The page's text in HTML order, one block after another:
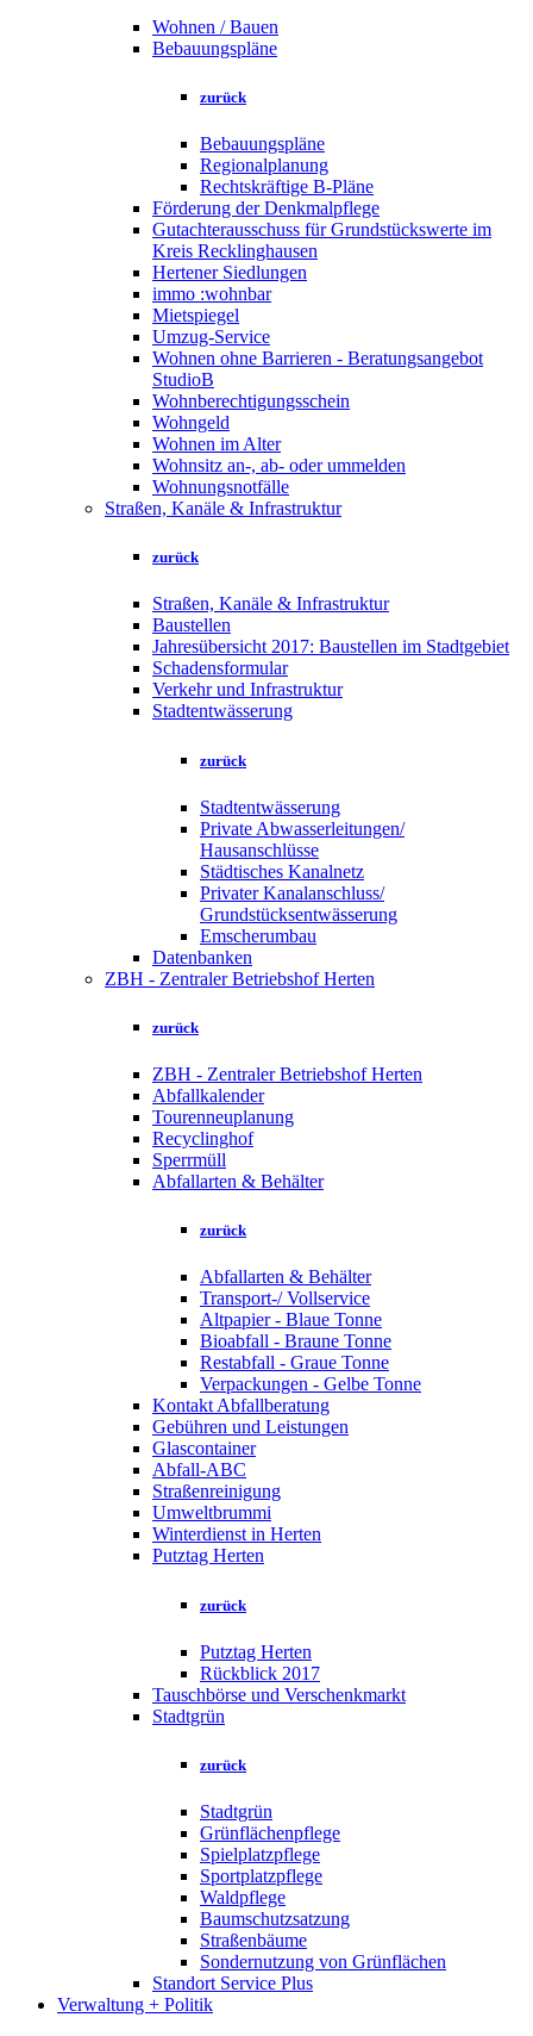
Wohnen / Bauen
Bebauungspläne
zurück
Bebauungspläne
Regionalplanung
Rechtskräftige B-Pläne
Förderung der Denkmalpflege
Gutachterausschuss für Grundstückswerte im
Kreis Recklinghausen
Hertener Siedlungen
immo :wohnbar
Mietspiegel
Umzug-Service
Wohnen ohne Barrieren - Beratungsangebot
StudioB
Wohnberechtigungsschein
Wohngeld
Wohnen im Alter
Wohnsitz an-, ab- oder ummelden
Wohnungsnotfälle
Straßen, Kanäle & Infrastruktur
zurück
Straßen, Kanäle & Infrastruktur
Baustellen
Jahresübersicht 2017: Baustellen im Stadtgebiet
Schadensformular
Verkehr und Infrastruktur
Stadtentwässerung
zurück
Stadtentwässerung
Private Abwasserleitungen/
Hausanschlüsse
Städtisches Kanalnetz
Privater Kanalanschluss/
Grundstücksentwässerung
Emscherumbau
Datenbanken
ZBH - Zentraler Betriebshof Herten
zurück
ZBH - Zentraler Betriebshof Herten
Abfallkalender
Tourenneuplanung
Recyclinghof
Sperrmüll
Abfallarten & Behälter
zurück
Abfallarten & Behälter
Transport-/ Vollservice
Altpapier - Blaue Tonne
Bioabfall - Braune Tonne
Restabfall - Graue Tonne
Verpackungen - Gelbe Tonne
Kontakt Abfallberatung
Gebühren und Leistungen
Glascontainer
Abfall-ABC
Straßenreinigung
Umweltbrummi
Winterdienst in Herten
Putztag Herten
zurück
Putztag Herten
Rückblick 2017
Tauschbörse und Verschenkmarkt
Stadtgrün
zurück
Stadtgrün
Grünflächenpflege
Spielplatzpflege
Sportplatzpflege
Waldpflege
Baumschutzsatzung
Straßenbäume
Sondernutzung von Grünflächen
Standort Service Plus
Verwaltung + Politik